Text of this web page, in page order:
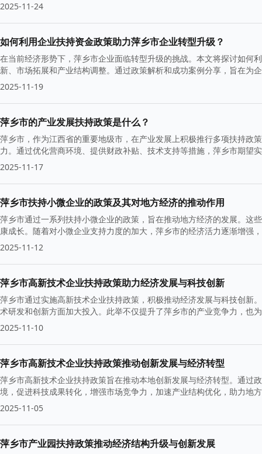
2025-11-24
如何利用企业扶持资金政策助力萍乡市企业转型升级？
在当前经济形势下，萍乡市企业面临转型升级的挑战。本文将探讨如何
新、市场拓展和产业结构调整。通过政策解析和成功案例分享，旨在为
2025-11-19
萍乡市的产业发展扶持政策是什么？
萍乡市，作为江西省的重要地级市，在产业发展上积极推行多项扶持政
力。通过优化营商环境、提供财政补贴、技术支持等措施，萍乡市期望
2025-11-17
萍乡市扶持小微企业的政策及其对地方经济的推动作用
萍乡市通过一系列扶持小微企业的政策，旨在推动地方经济的发展。这
康成长。随着对小微企业支持力度的加大，萍乡市的经济活力逐渐增强
2025-11-12
萍乡市高新技术企业扶持政策助力经济发展与科技创新
萍乡市通过实施高新技术企业扶持政策，积极推动经济发展与科技创新
术研发和创新方面加大投入。此举不仅提升了萍乡市的产业竞争力，也
2025-11-10
萍乡市高新技术企业扶持政策推动创新发展与经济转型
萍乡市高新技术企业扶持政策旨在推动本地创新发展与经济转型。通过
境，促进科技成果转化，增强市场竞争力，加速产业结构优化，助力地
2025-11-05
萍乡市产业园扶持政策推动经济结构升级与创新发展